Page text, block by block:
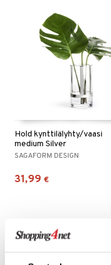
Hold kynttilälyhty/vaasi
medium Silver
SAGAFORM DESIGN
31,99 €